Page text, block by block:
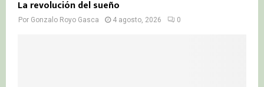
La revolución del sueño
Por Gonzalo Royo Gasca 4 agosto, 2026 0